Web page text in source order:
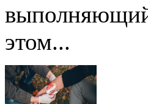
этом...